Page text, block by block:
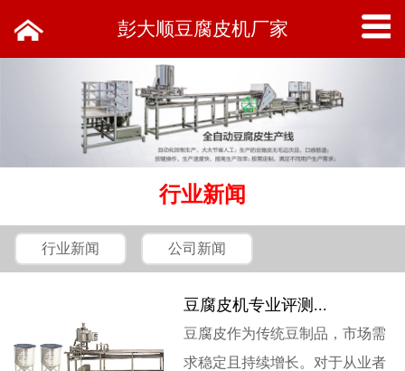
彭大顺豆腐皮机厂家
行业新闻
行业新闻 公司新闻
豆腐皮机专业评测...
豆腐皮作为传统豆制品，市场需
求稳定且持续增长。对于从业者